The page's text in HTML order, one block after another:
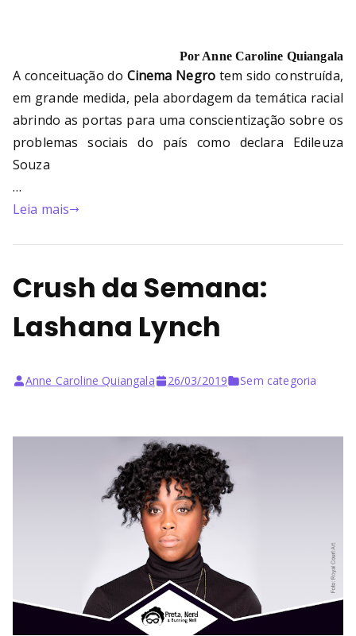
Por Anne Caroline Quiangala
A conceituação do Cinema Negrotem sido construída,
em grande medida, pela abordagem da temática racial
abrindo as portas para uma conscientização sobre os
problemas sociais do país como declara Edileuza
Souza
…
Leia mais
Crush da Semana:
Lashana Lynch
Anne Caroline Quiangala 26/03/2019 Sem categoria